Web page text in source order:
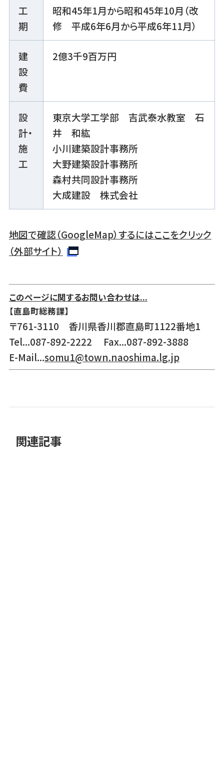
工
期
昭和45年1月から昭和45年10月（改
修 平成6年6月から平成6年11月）
建
設
費
2億3千9百万円
設
計・
施
工
東京大学工学部 吉武泰水教室 石
井 和紘
小川建築設計事務所
大野建築設計事務所
森村共同設計事務所
大成建設 株式会社
地図で確認（GoogleMap）するにはここをクリック
（外部サイト）
このページに関するお問い合わせは...
【直島町総務課】
〒761-3110 香川県香川郡直島町1122番地1
Tel...087-892-2222 Fax...087-892-3888
E-Mail...somu1@town.naoshima.lg.jp
関連記事